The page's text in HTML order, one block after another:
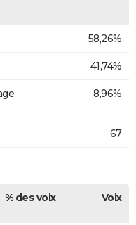
58,26%
41,74%
8,96%
67
% des voix Voix